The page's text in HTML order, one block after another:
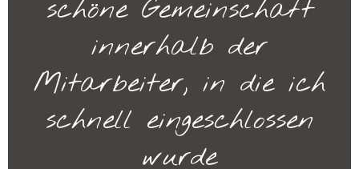
schöne Gemeinschaft
innerhalb der
Mitarbeiter, in die ich
schnell eingeschlossen
wurde